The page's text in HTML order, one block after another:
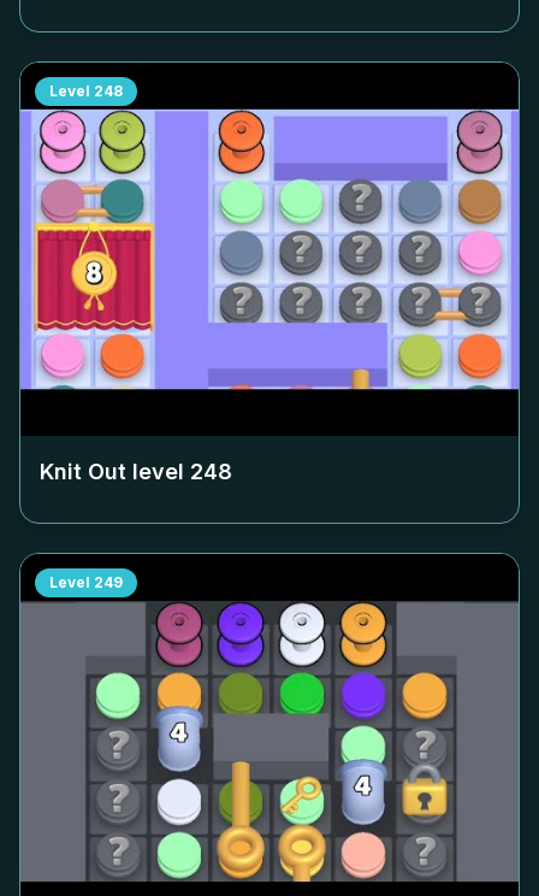
Level 248
Knit Out level 248
Level 249